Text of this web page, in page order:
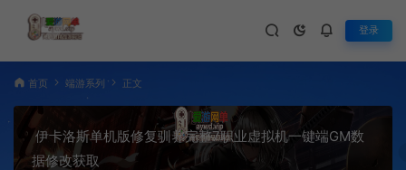
登录
首页 端游系列 正文
伊卡洛斯单机版修复驯养完整7职业虚拟机一键端GM数
据修改获取